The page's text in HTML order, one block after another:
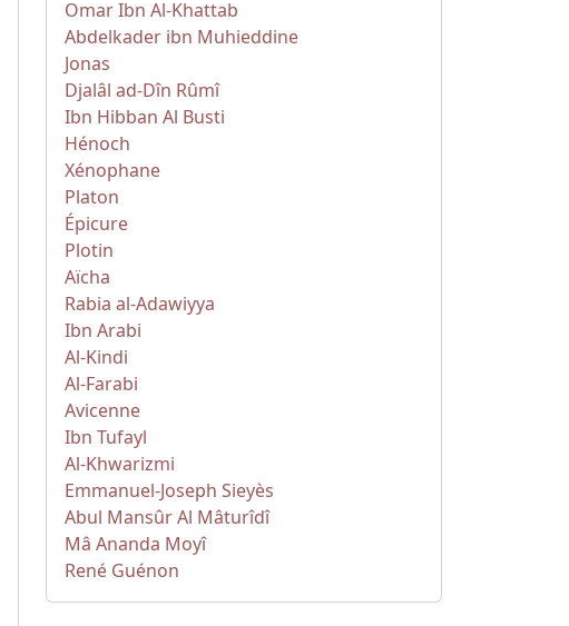
Omar Ibn Al-Khattab
Abdelkader ibn Muhieddine
Jonas
Djalâl ad-Dîn Rûmî
Ibn Hibban Al Busti
Hénoch
Xénophane
Platon
Épicure
Plotin
Aïcha
Rabia al-Adawiyya
Ibn Arabi
Al-Kindi
Al-Farabi
Avicenne
Ibn Tufayl
Al-Khwarizmi
Emmanuel-Joseph Sieyès
Abul Mansûr Al Mâturîdî
Mâ Ananda Moyî
René Guénon